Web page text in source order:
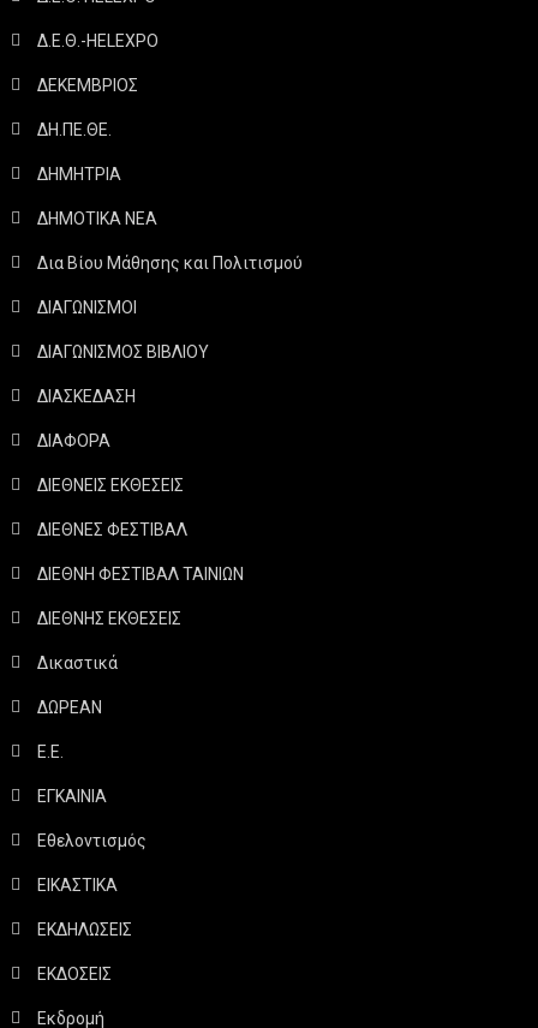
Δ.Ε.Θ.-HELEXPO
ΔΕΚΕΜΒΡΙΟΣ
ΔΗ.ΠΕ.ΘΕ.
ΔΗΜΗΤΡΙΑ
ΔΗΜΟΤΙΚΑ ΝΕΑ
Δια Βίου Μάθησης και Πολιτισμού
ΔΙΑΓΩΝΙΣΜΟΙ
ΔΙΑΓΩΝΙΣΜΟΣ ΒΙΒΛΙΟΥ
ΔΙΑΣΚΕΔΑΣΗ
ΔΙΑΦΟΡΑ
ΔΙΕΘΝΕΙΣ ΕΚΘΕΣΕΙΣ
ΔΙΕΘΝΕΣ ΦΕΣΤΙΒΑΛ
ΔΙΕΘΝΗ ΦΕΣΤΙΒΑΛ ΤΑΙΝΙΩΝ
ΔΙΕΘΝΗΣ ΕΚΘΕΣΕΙΣ
Δικαστικά
ΔΩΡΕΑΝ
Ε.Ε.
ΕΓΚΑΙΝΙΑ
Εθελοντισμός
ΕΙΚΑΣΤΙΚΑ
ΕΚΔΗΛΩΣΕΙΣ
ΕΚΔΟΣΕΙΣ
Εκδρομή